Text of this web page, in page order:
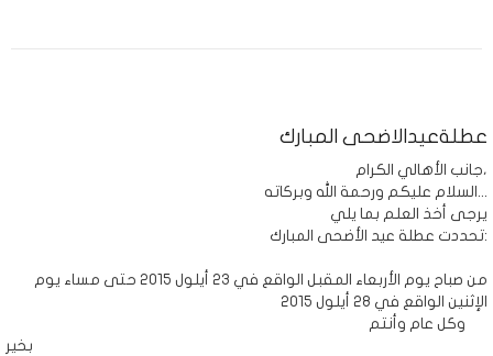
عطلةعيدالاضحى المبارك
جانب الأهالي الكرام،
السلام عليكم ورحمة الله وبركاته...
يرجى أخذ العلم بما يلي
تحددت عطلة عيد الأضحى المبارك:
الإثنين الواقع في 28 أيلول 2015
بخير